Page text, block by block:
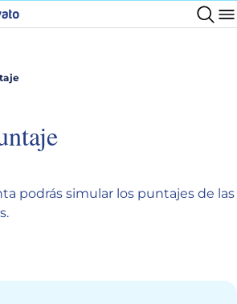
podrás simular los puntajes de las